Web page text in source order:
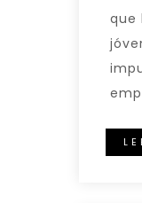
que